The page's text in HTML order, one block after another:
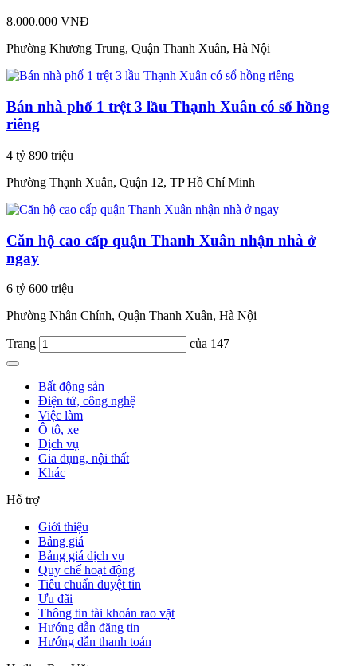
8.000.000 VNĐ
Phường Khương Trung, Quận Thanh Xuân, Hà Nội
Bán nhà phố 1 trệt 3 lầu Thạnh Xuân có sổ hồng
riêng
4 tỷ 890 triệu
Phường Thạnh Xuân, Quận 12, TP Hồ Chí Minh
Căn hộ cao cấp quận Thanh Xuân nhận nhà ở
ngay
6 tỷ 600 triệu
Phường Nhân Chính, Quận Thanh Xuân, Hà Nội
Trang của 147
Bất động sản
Điện tử, công nghệ
Việc làm
Ô tô, xe
Dịch vụ
Gia dụng, nội thất
Khác
Hỗ trợ
Giới thiệu
Bảng giá
Bảng giá dịch vụ
Quy chế hoạt động
Tiêu chuẩn duyệt tin
Ưu đãi
Thông tin tài khoản rao vặt
Hướng dẫn đăng tin
Hướng dẫn thanh toán